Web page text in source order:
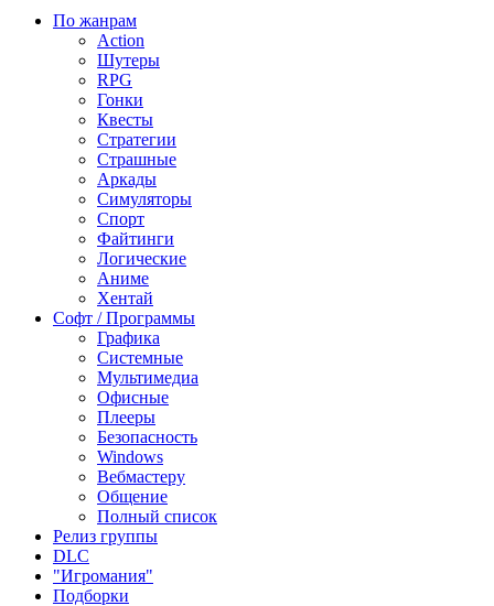
По жанрам
Action
Шутеры
RPG
Гонки
Квесты
Стратегии
Страшные
Аркады
Симуляторы
Спорт
Файтинги
Логические
Аниме
Хентай
Софт / Программы
Графика
Системные
Мультимедиа
Офисные
Плееры
Безопасность
Windows
Вебмастеру
Общение
Полный список
Релиз группы
DLC
"Игромания"
Подборки